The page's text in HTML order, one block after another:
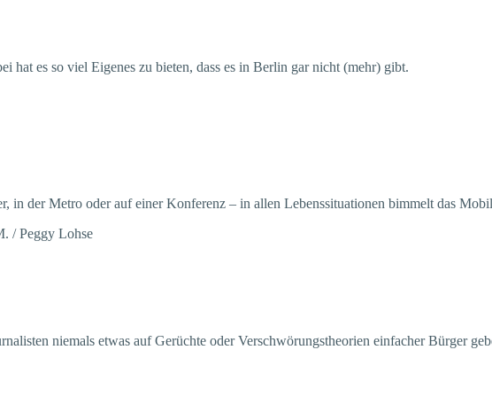
hat es so viel Eigenes zu bieten, dass es in Berlin gar nicht (mehr) gibt.
in der Metro oder auf einer Konferenz – in allen Lebenssituationen bimmelt das
niemals etwas auf Gerüchte oder Verschwörungstheorien einfacher Bürger